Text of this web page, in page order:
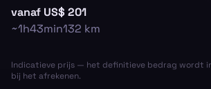
vanaf US$ 201
~1h43min132 km
Indicatieve prijs — het definitieve bedrag wordt
bij het afrekenen.